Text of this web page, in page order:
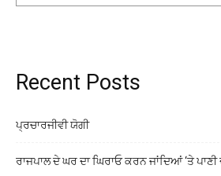
Recent Posts
ਪ੍ਰਚਾਰਜੀਵੀ ਯੋਗੀ
ਰਾਜਪਾਲ ਦੇ ਘਰ ਦਾ ਘਿਰਾਓ ਕਰਨ ਜਾਂਦਿਆਂ ‘ਤੇ